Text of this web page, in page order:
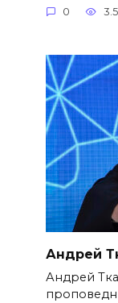
0
Андрей
Андрей